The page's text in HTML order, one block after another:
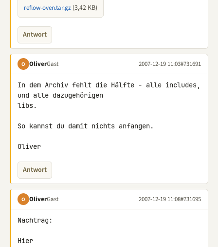
reflow-oven.tar.gz (3,42 KB)
Antwort
O OliverGast 2007-12-19 11:03#731691
In dem Archiv fehlt die Hälfte - alle includes,
und alle dazugehörigen
libs.
So kannst du damit nichts anfangen.
Oliver
Antwort
O OliverGast 2007-12-19 11:08#731695
Nachtrag:
Hier